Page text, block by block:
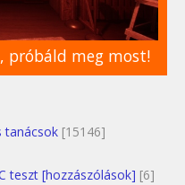
próbáld meg most!
tanácsok [15146]
teszt [hozzászólások] [6]